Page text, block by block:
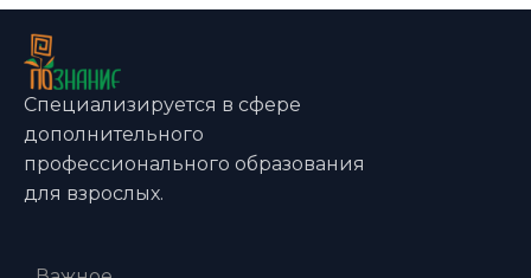
Специализируется в сфере
дополнительного
профессионального образования
для взрослых.